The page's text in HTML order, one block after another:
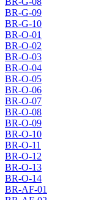
BR-G-09
BR-G-10
BR-O-01
BR-O-02
BR-O-03
BR-O-04
BR-O-05
BR-O-06
BR-O-07
BR-O-08
BR-O-09
BR-O-10
BR-O-11
BR-O-12
BR-O-13
BR-O-14
BR-AF-01